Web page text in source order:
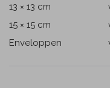
13 × 13 cm
15 × 15 cm
Enveloppen